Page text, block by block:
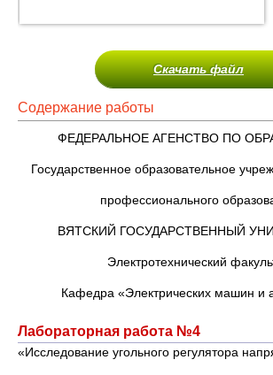
Скачать файл
Содержание работы
ФЕДЕРАЛЬНОЕ АГЕНСТВО ПО
Государственное образовательное
профессионального
ВЯТСКИЙ ГОСУДАРСТВЕННЫЙ
Электротехнический
Кафедра «Электрических машин и
Лабораторная работа №4
«Исследование угольного регулятора